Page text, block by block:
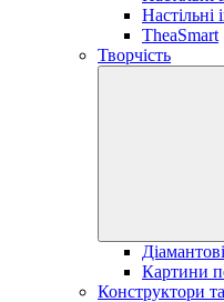
Настільні
TheaSmart
Творчість
Картини
Конструктори